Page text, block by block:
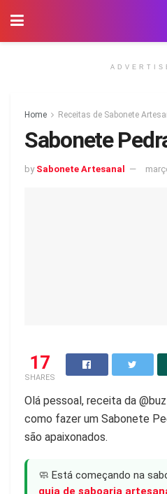
Home Receitas de Sabonete
Sabonete
by Sabonete Artesanal
17
SHARES
Olá pessoal, receita da
como fazer um Sabonete
são apaixonados.
🧼 Está começando na
guia de saboaria